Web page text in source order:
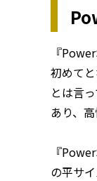
『
初めてと
とは言
あり、
『
の平サ